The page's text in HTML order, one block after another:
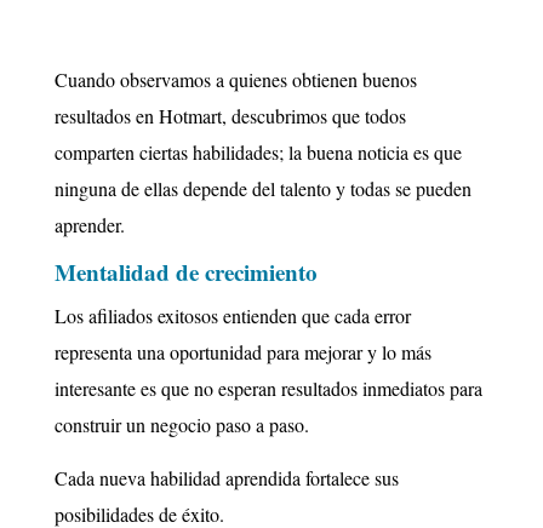
Cuando observamos a quienes obtienen buenos
resultados en Hotmart, descubrimos que todos
comparten ciertas habilidades; la buena noticia es que
ninguna de ellas depende del talento y todas se pueden
aprender.
Mentalidad de crecimiento
Los afiliados exitosos entienden que cada error
representa una oportunidad para mejorar y lo más
interesante es que no esperan resultados inmediatos para
construir un negocio paso a paso.
Cada nueva habilidad aprendida fortalece sus
posibilidades de éxito.